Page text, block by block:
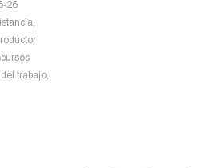
26
,
trabajo,